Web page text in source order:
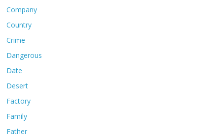
Company
Country
Crime
Dangerous
Date
Desert
Factory
Family
Father